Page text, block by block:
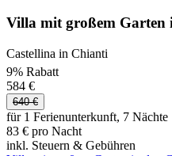
Villa mit großem Garten
Castellina in Chianti
9% Rabatt
584 €
640 €
für 1 Ferienunterkunft, 7 Nächte
83 € pro Nacht
inkl. Steuern & Gebühren